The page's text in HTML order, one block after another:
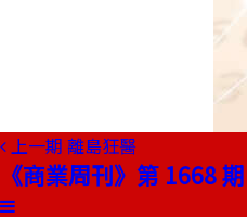
上一期 離島狂醫
《商業周刊》第 1668 期